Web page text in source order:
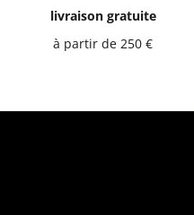
livraison gratuite
à partir de 250 €